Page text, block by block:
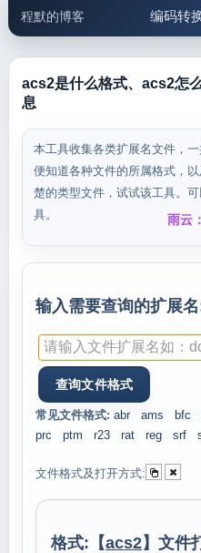
程默的博客 编码转
邮件工具 生活便
acs2是什么格式、acs2怎
息
本工具收集各类扩展名文件，
便知道各种文件的所属格式，
楚的类型文件，试试该工具。
具。
雨云
输入需要查询的扩展
常见文件格式: abr ams bfc
prc
ptm r23 rat reg srf
文件格式及打开方式:
格式:【acs2】文件